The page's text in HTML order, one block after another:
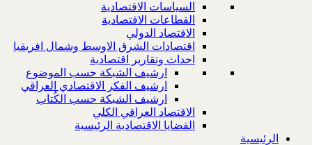
السياسات الاقتصادية
القطاعات الاقتصادية
الاقتصاد الدولي
اقتصادات الشرق الاوسط وشمال افريقيا
احداث وتقارير اقتصادية
ارشيف الشبكة حسب الموضوع
ارشيف الفكر الاقتصادي العراقي
ارشيف الشبكة حسب الكُتاب
الاقتصاد العراقي الكلي
القضايا الاقتصادية الرئيسية
الرئيسية